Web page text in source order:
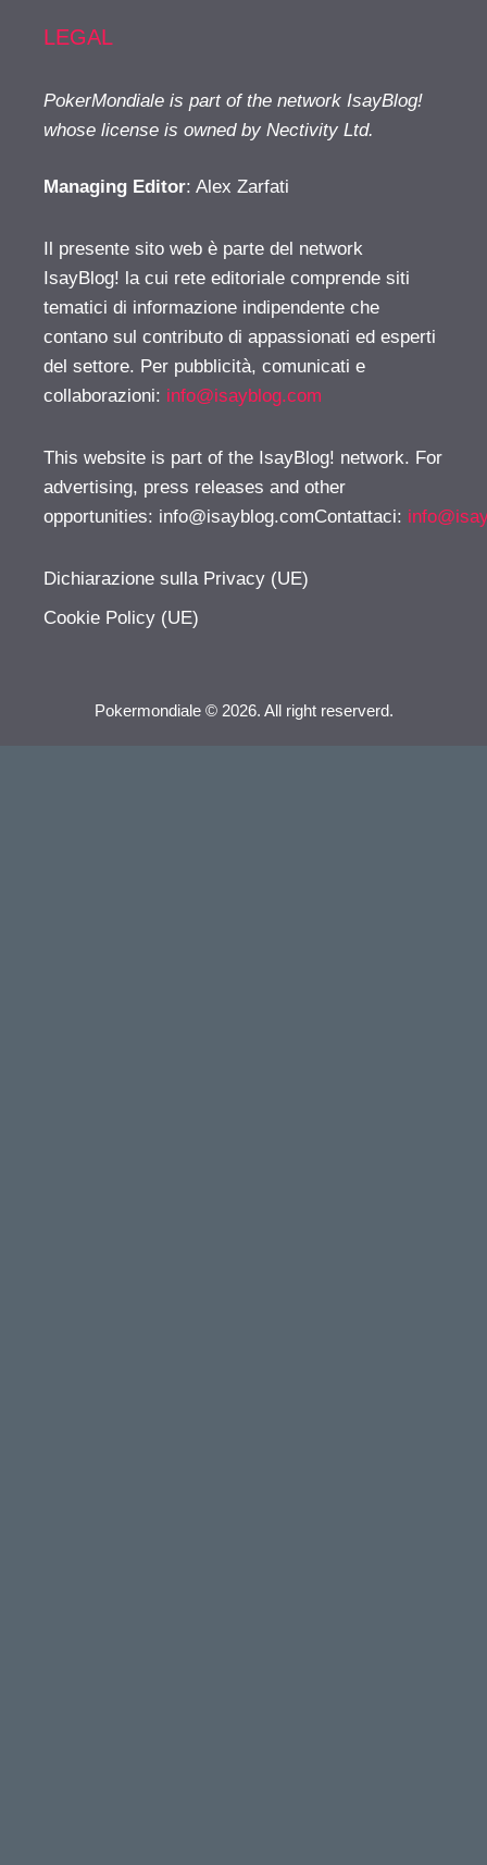
LEGAL
PokerMondiale is part of the network IsayBlog!
whose license is owned by Nectivity Ltd.
Managing Editor: Alex Zarfati
Il presente sito web è parte del network
IsayBlog! la cui rete editoriale comprende siti
tematici di informazione indipendente che
contano sul contributo di appassionati ed esperti
del settore. Per pubblicità, comunicati e
collaborazioni: info@isayblog.com
This website is part of the IsayBlog! network. For
advertising, press releases and other
opportunities: info@isayblog.comContattaci:
Dichiarazione sulla Privacy (UE)
Cookie Policy (UE)
Pokermondiale © 2026. All right reserverd.